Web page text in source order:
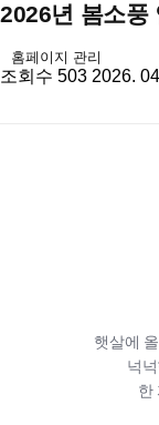
2026년 봄소풍
유저 이미지
홈페이지 관리
조회수 503 작
2026.
햇살에
넉
한